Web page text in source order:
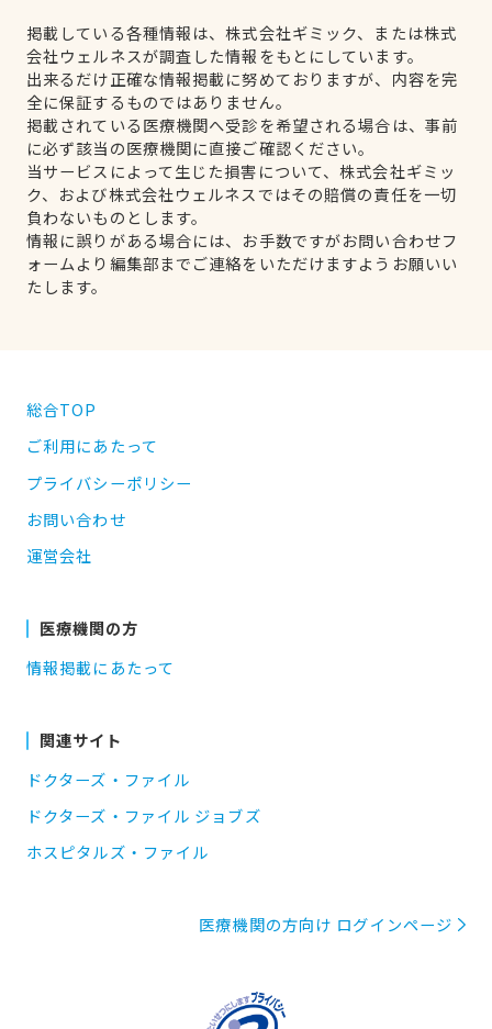
掲載している各種情報は、株式会社ギミック、または株式
会社ウェルネスが調査した情報をもとにしています。
出来るだけ正確な情報掲載に努めておりますが、内容を完
全に保証するものではありません。
掲載されている医療機関へ受診を希望される場合は、事前
に必ず該当の医療機関に直接ご確認ください。
当サービスによって生じた損害について、株式会社ギミッ
ク、および株式会社ウェルネスではその賠償の責任を一切
負わないものとします。
情報に誤りがある場合には、お手数ですがお問い合わせフ
ォームより編集部までご連絡をいただけますようお願いい
たします。
総合TOP
ご利用にあたって
プライバシーポリシー
お問い合わせ
運営会社
医療機関の方
情報掲載にあたって
関連サイト
ドクターズ・ファイル
ドクターズ・ファイル ジョブズ
ホスピタルズ・ファイル
医療機関の方向け ログインページ